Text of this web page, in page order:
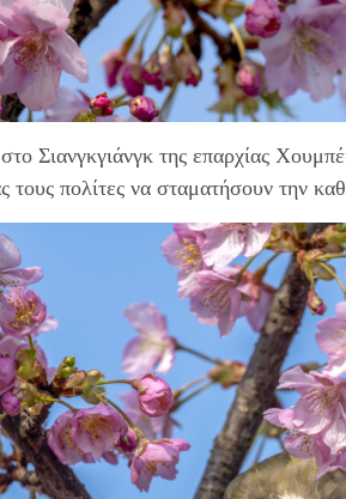
Σιανγκγιάνγκ της επαρχίας
τους πολίτες να σταματήσουν την